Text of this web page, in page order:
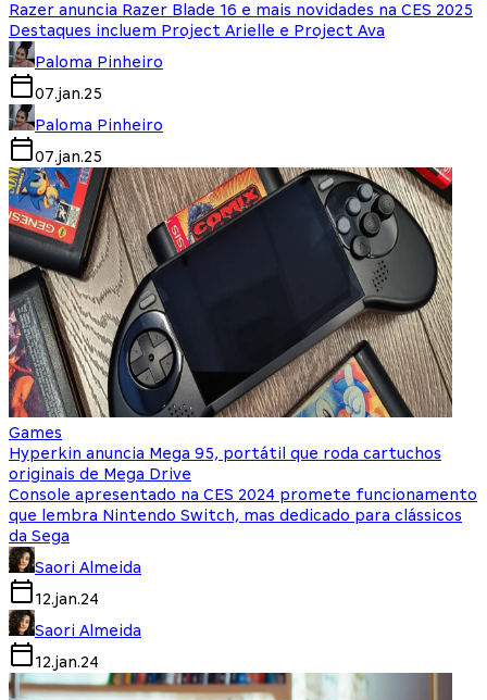
Razer anuncia Razer Blade 16 e mais novidades na CES 2025
Destaques incluem Project Arielle e Project Ava
Paloma Pinheiro
07.jan.25
Paloma Pinheiro
07.jan.25
Games
Hyperkin anuncia Mega 95, portátil que roda cartuchos
originais de Mega Drive
Console apresentado na CES 2024 promete funcionamento
que lembra Nintendo Switch, mas dedicado para clássicos
da Sega
Saori Almeida
12.jan.24
Saori Almeida
12.jan.24